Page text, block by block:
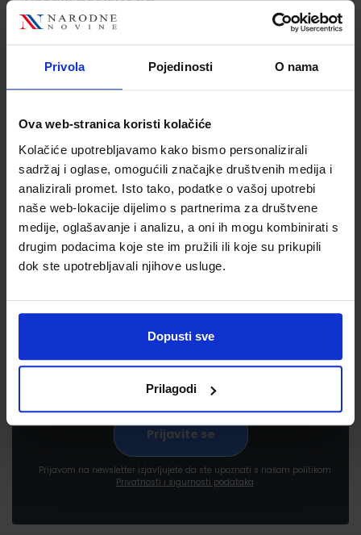
Privola Pojedinosti O nama
Ova web-stranica koristi kolačiće
Kolačiće upotrebljavamo kako bismo personalizirali
sadržaj i oglase, omogućili značajke društvenih medija i
analizirali promet. Isto tako, podatke o vašoj upotrebi
naše web-lokacije dijelimo s partnerima za društvene
medije, oglašavanje i analizu, a oni ih mogu kombinirati s
drugim podacima koje ste im pružili ili koje su prikupili
dok ste upotrebljavali njihove usluge.
Dopusti sve
Prilagodi
Šifra proizvoda
Newsletter prijava
Prijavite se kako bi primali informacije o novim
proizvodima i uslugama, akcijama i drugim
pogodnostima
Prijavom na newsletter izjavljujete da ste upoznati s našom politikom
Privatnosti i sigurnosti podataka